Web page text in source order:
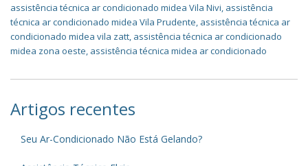
assistência técnica ar condicionado midea Vila Nivi, assistência
técnica ar condicionado midea Vila Prudente, assistência técnica ar
condicionado midea vila zatt, assistência técnica ar condicionado
midea zona oeste, assistência técnica midea ar condicionado
Artigos recentes
Seu Ar-Condicionado Não Está Gelando?